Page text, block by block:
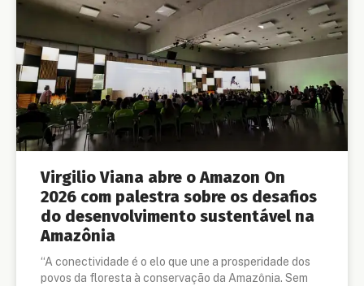
Virgilio Viana abre o Amazon On
2026 com palestra sobre os desafios
do desenvolvimento sustentável na
Amazônia
“A conectividade é o elo que une a prosperidade dos
povos da floresta à conservação da Amazônia. Sem